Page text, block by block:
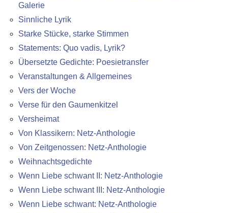
Galerie
Sinnliche Lyrik
Starke Stücke, starke Stimmen
Statements: Quo vadis, Lyrik?
Übersetzte Gedichte: Poesietransfer
Veranstaltungen & Allgemeines
Vers der Woche
Verse für den Gaumenkitzel
Versheimat
Von Klassikern: Netz-Anthologie
Von Zeitgenossen: Netz-Anthologie
Weihnachtsgedichte
Wenn Liebe schwant II: Netz-Anthologie
Wenn Liebe schwant III: Netz-Anthologie
Wenn Liebe schwant: Netz-Anthologie